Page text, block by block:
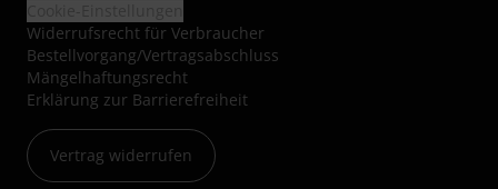
Widerrufsrecht für Verbraucher
Bestellvorgang/Vertragsabschluss
Mängelhaftungsrecht
Erklärung zur Barrierefreiheit
Vertrag widerrufen